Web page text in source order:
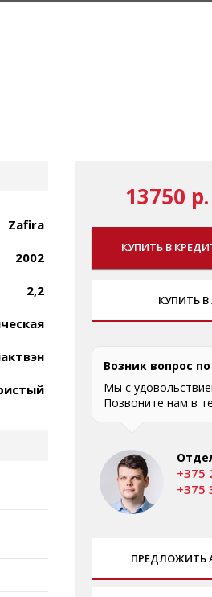
Zafira
2002
2,2
13750 р.
КУПИТЬ В
КУПИТЬ
Возник вопрос
Мы с
Позвоните нам в
+375
+375
ПРЕДЛОЖИТЬ